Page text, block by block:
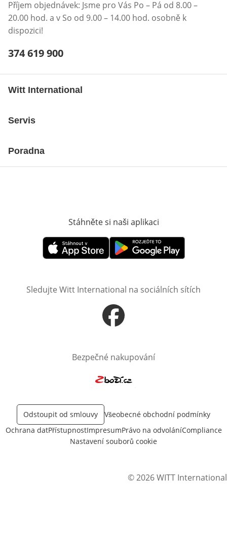
Příjem objednávek: Jsme pro Vás Po – Pá od 8.00 –
20.00 hod. a v So od 9.00 – 14.00 hod. osobně k
dispozici!
Telefonní číslo:
374 619 900
Witt International
Servis
Poradna
Stáhněte si naši aplikaci
Otevře v novém okněOtevře v novém okně
Sledujte Witt International na sociálních sítích
Otevře v novém okně
Bezpečné nakupování
Odstoupit od smlouvy
Všeobecné obchodní podmínky
Ochrana datPřístupnostImpresumPrávo na odvoláníCompliance
Nastavení souborů cookie
© 2026 WITT International